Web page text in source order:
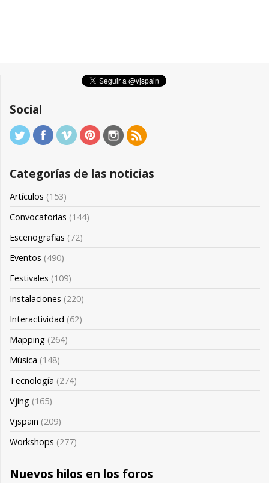
Social
Categorías de las noticias
Artículos (153)
Convocatorias (144)
Escenografias (72)
Eventos (490)
Festivales (109)
Instalaciones (220)
Interactividad (62)
Mapping (264)
Música (148)
Tecnología (274)
Vjing (165)
Vjspain (209)
Workshops (277)
Nuevos hilos en los foros